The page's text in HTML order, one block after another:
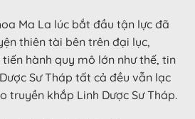
Ma La lúc bắt đầu tận lực đã
thiên tài bên trên đại lục,
hành quy mô lớn như thế, tin
Sư Tháp tất cả đều vẫn lạc
truyền khắp Linh Dược Sư Tháp.